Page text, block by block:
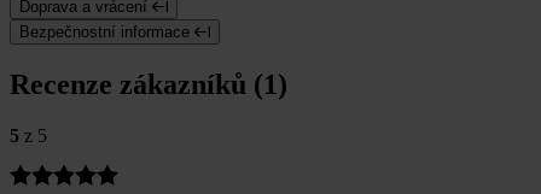
Doprava a vrácení
Bezpečnostní informace
Recenze zákazníků (1)
5 z 5